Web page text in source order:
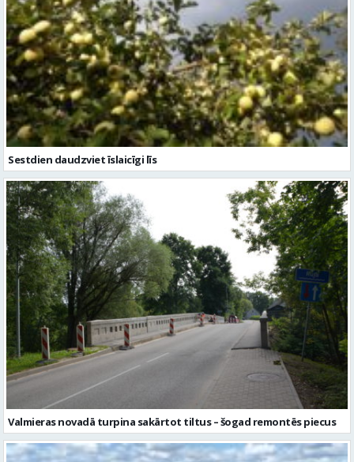
Sestdien daudzviet īslaicīgi līs
Valmieras novadā turpina sakārtot tiltus – šogad remontēs piecus